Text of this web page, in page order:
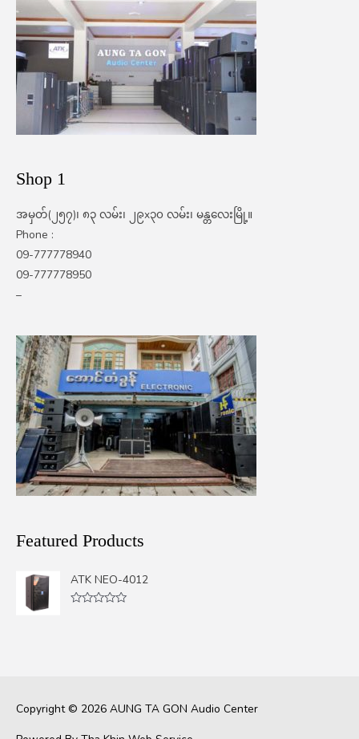
Shop 1
အမှတ်(၂၅၇)၊ ၈၃ လမ်း၊ ၂၉x၃၀ လမ်း၊ မန္တလေးမြို့။
Phone :
09-777778940
09-777778950
–
Featured Products
ATK NEO-4012
Copyright © 2026 AUNG TA GON Audio Center